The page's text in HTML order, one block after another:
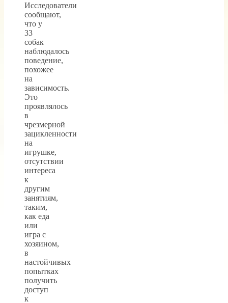
Исследователи
сообщают,
что у
33
собак
наблюдалось
поведение,
похожее
на
зависимость.
Это
проявлялось
в
чрезмерной
зацикленности
на
игрушке,
отсутствии
интереса
к
другим
занятиям,
таким,
как еда
или
игра с
хозяином,
в
настойчивых
попытках
получить
доступ
к